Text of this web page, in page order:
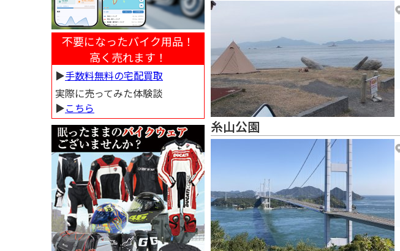
不要になったバイク用品！
高く売れます！
▶︎手数料無料の宅配買取
実際に売ってみた体験談
▶︎こちら
糸山公園